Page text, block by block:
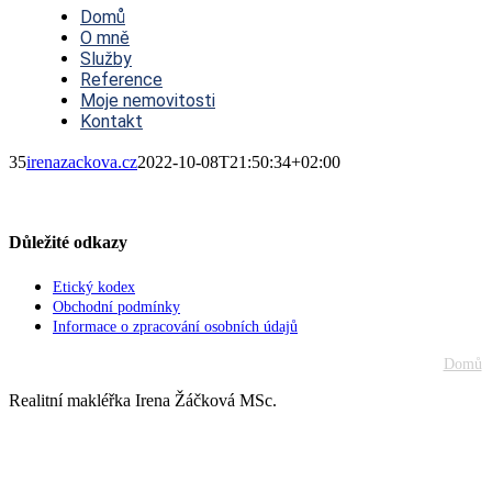
NavigationDomů
O mně
Služby
Reference
Moje nemovitosti
Kontakt
35irenazackova.cz2022-10-08T21:50:34+02:00
Důležité odkazy
Etický kodex
Obchodní podmínky
Informace o zpracování osobních údajů
Domů
Realitní makléřka Irena Žáčková MSc.